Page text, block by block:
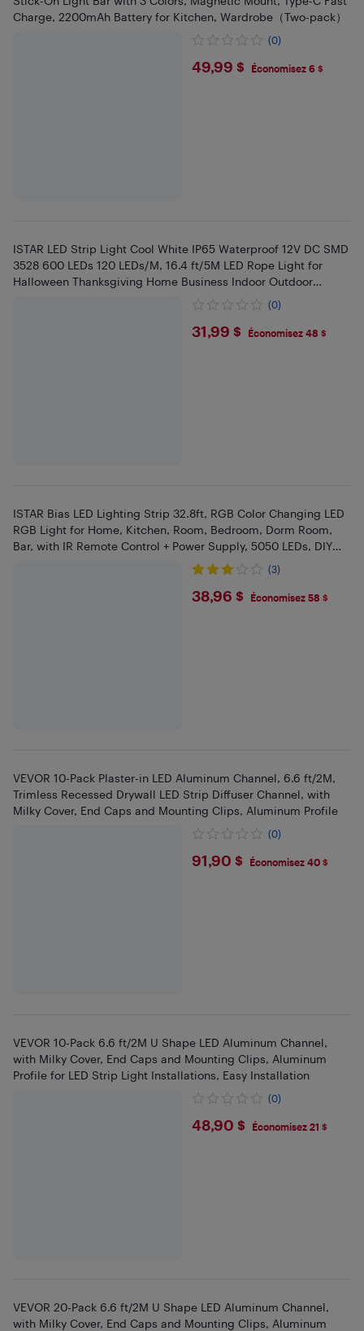
Charge, 2200mAh Battery for Kitchen, Wardrobe（Two-pack）
(0)
$49.99
49,99 $ Économisez 6 $
ISTAR LED Strip Light Cool White IP65 Waterproof 12V DC SMD
3528 600 LEDs 120 LEDs/M, 16.4 ft/5M LED Rope Light for
Halloween Thanksgiving Home Business Indoor Outdoor
(0)
$31.99
31,99 $ Économisez 48 $
ISTAR Bias LED Lighting Strip 32.8ft, RGB Color Changing LED
RGB Light for Home, Kitchen, Room, Bedroom, Dorm Room,
Bar, with IR Remote Control + Power Supply, 5050 LEDs, DIY
(3)
$38.96
38,96 $ Économisez 58 $
VEVOR 10-Pack Plaster-in LED Aluminum Channel, 6.6 ft/2M,
Trimless Recessed Drywall LED Strip Diffuser Channel, with
Milky Cover, End Caps and Mounting Clips, Aluminum Profile
(0)
$91.9
91,90 $ Économisez 40 $
VEVOR 10-Pack 6.6 ft/2M U Shape LED Aluminum Channel,
with Milky Cover, End Caps and Mounting Clips, Aluminum
Profile for LED Strip Light Installations, Easy Installation
(0)
$48.9
48,90 $ Économisez 21 $
VEVOR 20-Pack 6.6 ft/2M U Shape LED Aluminum Channel,
with Milky Cover, End Caps and Mounting Clips, Aluminum